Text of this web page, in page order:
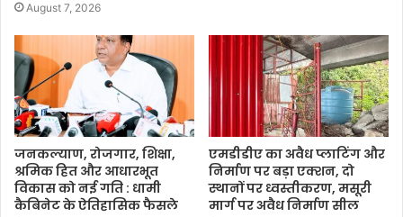
August 7, 2026
जनकल्याण, रोजगार, शिक्षा,
श्रमिक हित और आधारभूत
विकास को नई गति : धामी
कैबिनेट के ऐतिहासिक फैसले
एमडीडीए का अवैध प्लाटिंग और
निर्माण पर बड़ा एक्शन, दो
स्थानों पर ध्वस्तीकरण, मसूरी
मार्ग पर अवैध निर्माण सील